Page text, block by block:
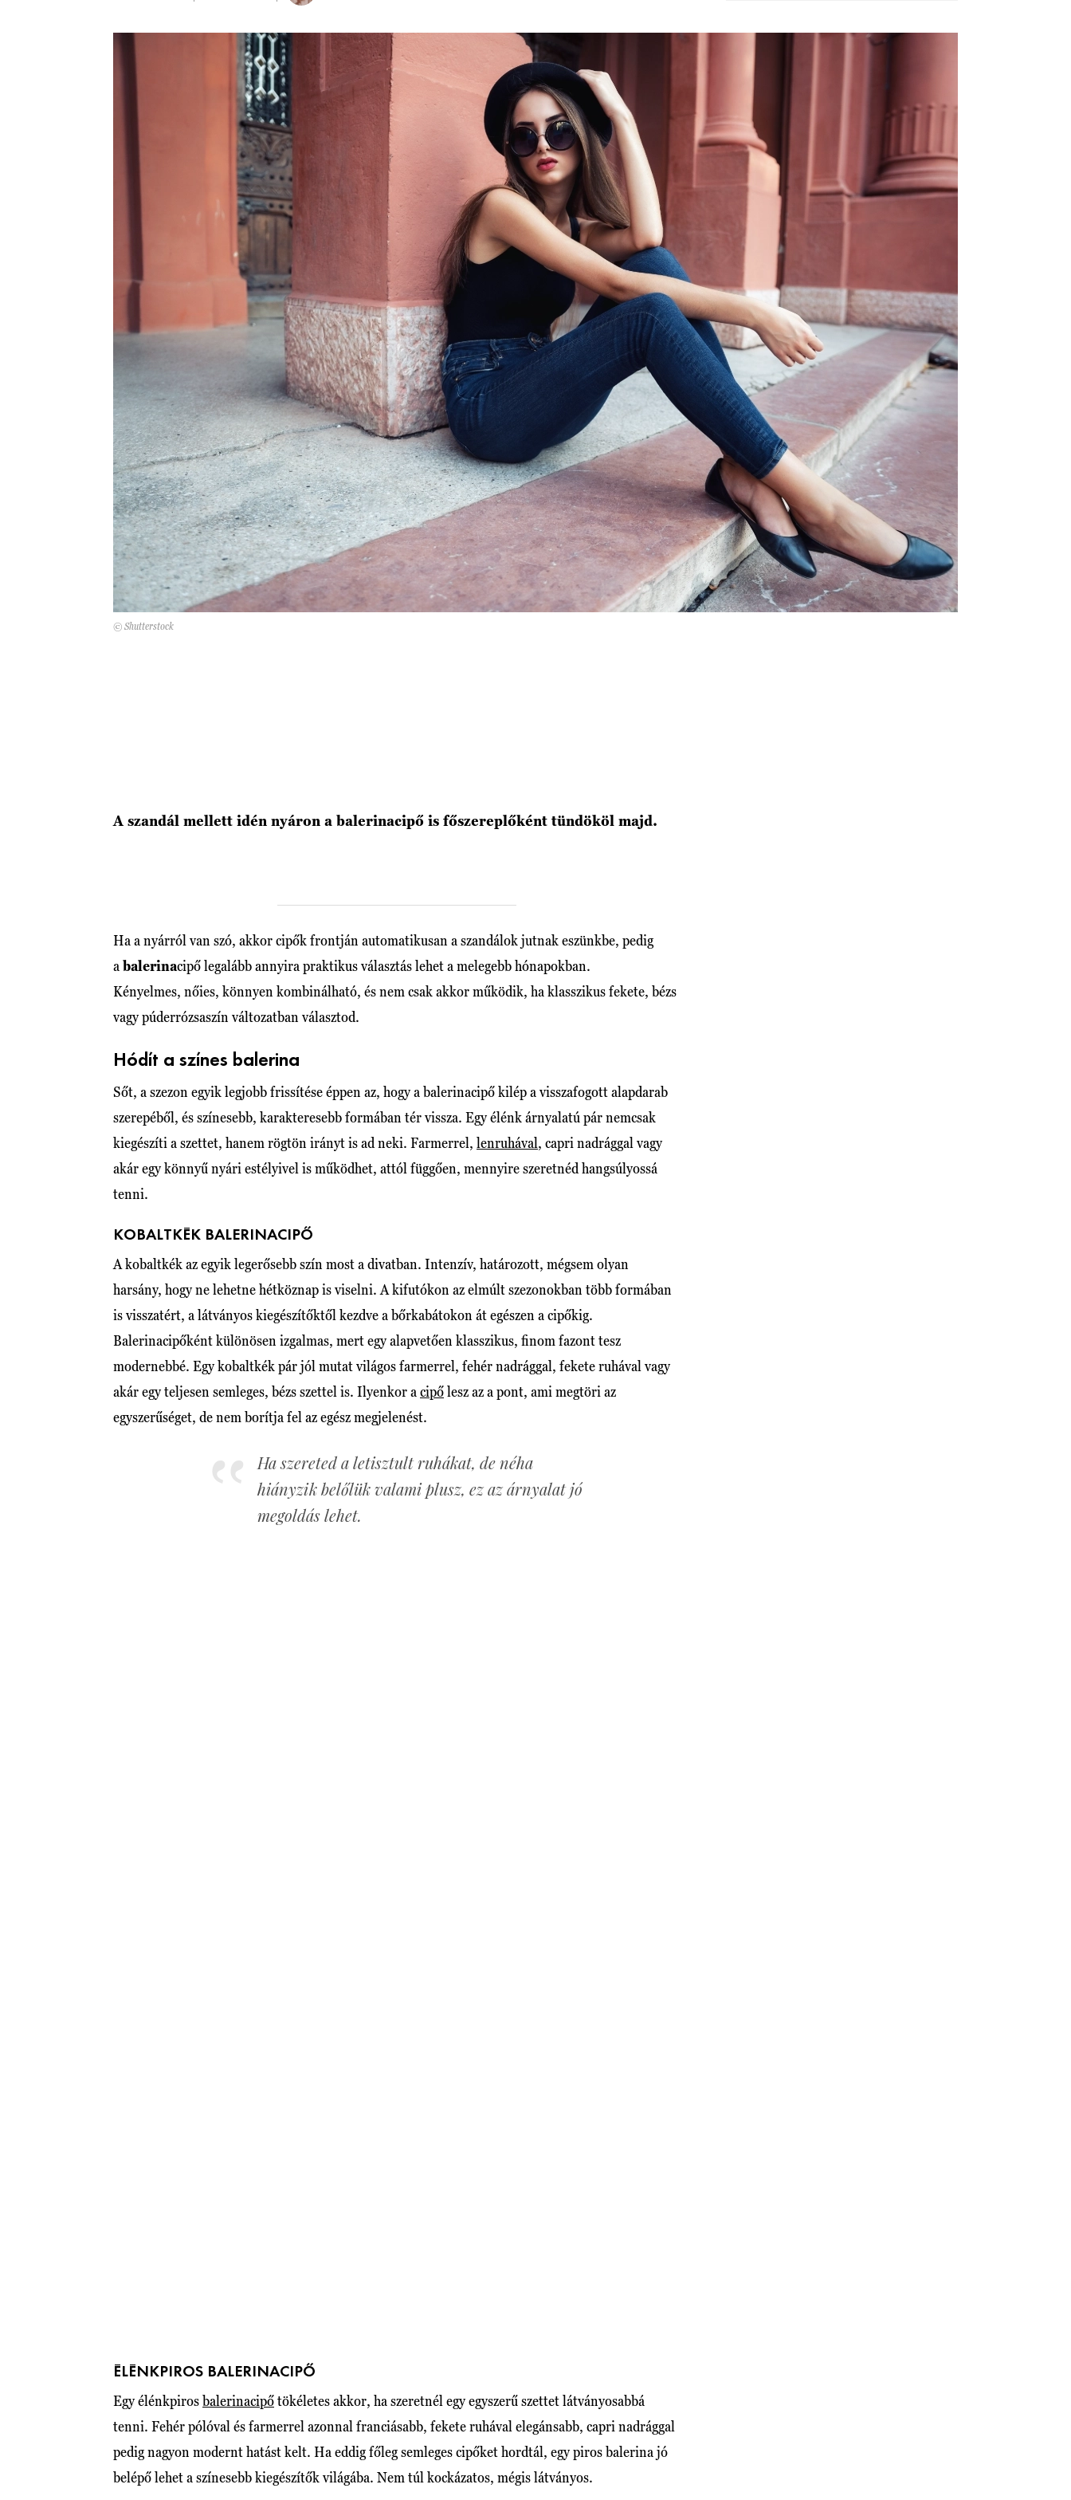
© Shutterstock
A szandál mellett idén nyáron a balerinacipő is főszereplőként tündököl majd.
Ha a nyárról van szó, akkor cipők frontján automatikusan a szandálok jutnak eszünkbe, pedig
a balerinacipő legalább annyira praktikus választás lehet a melegebb hónapokban.
Kényelmes, nőies, könnyen kombinálható, és nem csak akkor működik, ha klasszikus fekete, bézs
vagy púderrózsaszín változatban választod.
Hódít a színes balerina
Sőt, a szezon egyik legjobb frissítése éppen az, hogy a balerinacipő kilép a visszafogott alapdarab
szerepéből, és színesebb, karakteresebb formában tér vissza. Egy élénk árnyalatú pár nemcsak
kiegészíti a szettet, hanem rögtön irányt is ad neki. Farmerrel, lenruhával, capri nadrággal vagy
akár egy könnyű nyári estélyivel is működhet, attól függően, mennyire szeretnéd hangsúlyossá
tenni.
KOBALTKÉK BALERINACIPŐ
A kobaltkék az egyik legerősebb szín most a divatban. Intenzív, határozott, mégsem olyan
harsány, hogy ne lehetne hétköznap is viselni. A kifutókon az elmúlt szezonokban több formában
is visszatért, a látványos kiegészítőktől kezdve a bőrkabátokon át egészen a cipőkig.
Balerinacipőként különösen izgalmas, mert egy alapvetően klasszikus, finom fazont tesz
modernebbé. Egy kobaltkék pár jól mutat világos farmerrel, fehér nadrággal, fekete ruhával vagy
akár egy teljesen semleges, bézs szettel is. Ilyenkor a cipőlesz az a pont, ami megtöri az
egyszerűséget, de nem borítja fel az egész megjelenést.
Ha szereted a letisztult ruhákat, de néha
hiányzik belőlük valami plusz, ez az árnyalat jó
megoldás lehet.
ÉLÉNKPIROS BALERINACIPŐ
Egy élénkpirosbalerinacipőtökéletes akkor, ha szeretnél egy egyszerű szettet látványosabbá
tenni. Fehér pólóval és farmerrel azonnal franciásabb, fekete ruhával elegánsabb, capri nadrággal
pedig nagyon modernt hatást kelt. Ha eddig főleg semleges cipőket hordtál, egy piros balerina jó
belépő lehet a színesebb kiegészítők világába. Nem túl kockázatos, mégis látványos.